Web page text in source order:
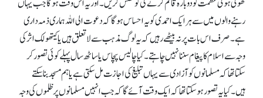
کھوئی ہوئی عظمت کو دوبارہ قائم کرنے کی کوشش کریں۔ اور یہ اس وقت ہو گا جب یہاں
رہنے والوں میں سے ہر ایک احمدی کو یہ احساس ہو گا کہ دعوت الی اللہ ہماری ذمہ داری
ہے۔ صرف اس بات پر نہ بیٹھے رہیں کہ یہ لوگ مذہب سے لا تعلق ہیں یا کیتھولک اثر کی
وجہ سے اسلام کا پیغام سننا نہیں چاہتے۔ کیا چالیس پچاس یا ساٹھ سال پہلے کوئی تصور کر
سکتا تھا کہ مسلمانوں کو آزادی سے یہاں تبلیغ کی اجازت مل سکتی ہے یا ہم مسجد بنا سکتے
ہیں۔ کیا یہ تصور ہو سکتا تھا کہ ایک وقت آئے گا کہ جب انہیں مسلمانوں پر ظلموں کی وجہ